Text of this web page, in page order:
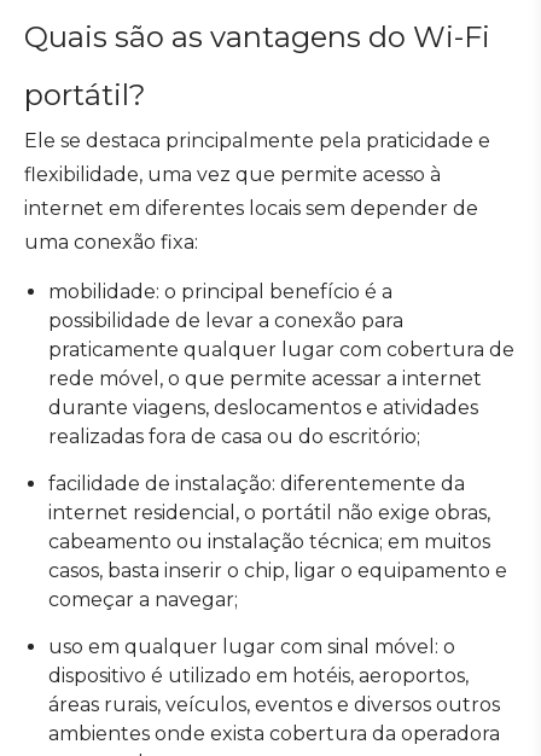
Quais são as vantagens do Wi-Fi
portátil?
Ele se destaca principalmente pela praticidade e
flexibilidade, uma vez que permite acesso à
internet em diferentes locais sem depender de
uma conexão fixa:
mobilidade: o principal benefício é a
possibilidade de levar a conexão para
praticamente qualquer lugar com cobertura de
rede móvel, o que permite acessar a internet
durante viagens, deslocamentos e atividades
realizadas fora de casa ou do escritório;
facilidade de instalação: diferentemente da
internet residencial, o portátil não exige obras,
cabeamento ou instalação técnica; em muitos
casos, basta inserir o chip, ligar o equipamento e
começar a navegar;
uso em qualquer lugar com sinal móvel: o
dispositivo é utilizado em hotéis, aeroportos,
áreas rurais, veículos, eventos e diversos outros
ambientes onde exista cobertura da operadora